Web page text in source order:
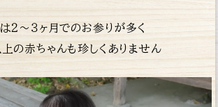
２〜３ヶ月でのお参りが多く
上の赤ちゃんも珍しくありません